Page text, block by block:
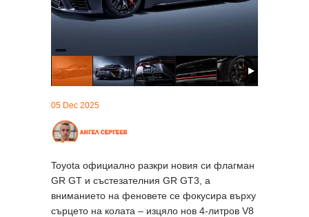
05 Dec 2025
Toyota официално разкри новия си флагман
GR GT и състезателния GR GT3, а
вниманието на феновете се фокусира върху
сърцето на колата – изцяло нов 4-литров V8